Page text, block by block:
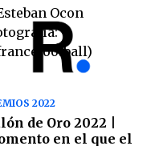
2022
de Oro 2022 |
en el que el